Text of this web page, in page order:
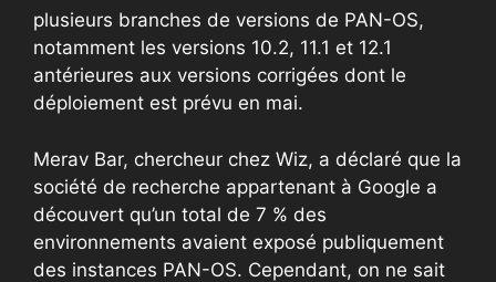
plusieurs branches de versions de PAN-OS,
notamment les versions 10.2, 11.1 et 12.1
antérieures aux versions corrigées dont le
déploiement est prévu en mai.
Merav Bar, chercheur chez Wiz, a déclaré que la
société de recherche appartenant à Google a
découvert qu’un total de 7 % des
environnements avaient exposé publiquement
des instances PAN-OS. Cependant, on ne sait